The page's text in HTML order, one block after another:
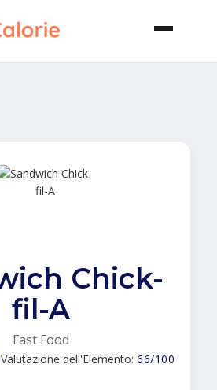
Chick-
fil-A
Fast Food
Valutazione dell'Elemento: 66/100